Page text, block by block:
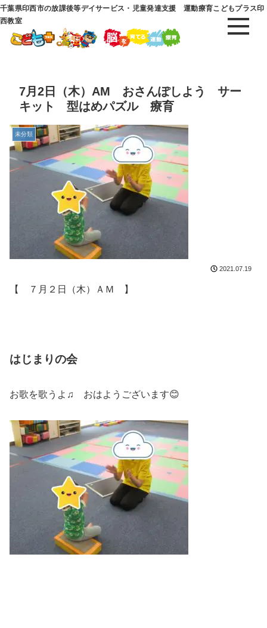
千葉県印西市の放課後等デイサービス・児童発達支援 運動療育こどもプラス印
西教室
7月2日（木）AM おさんぽしよう サー
キット 型はめパズル 療育
未分類
2021.07.19
【 ７月２日（木）ＡＭ 】
はじまりの会
お歌を歌うよ♫ おはようございます😊